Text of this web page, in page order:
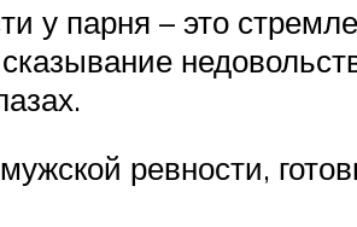
у парня – это
ревности,